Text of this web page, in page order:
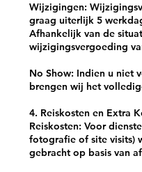
Wijzigingen:
graag uiterlijk 5
Afhankelijk van de
wijzigingsvergoeding
No Show: Indien u niet
brengen wij het
4. Reiskosten en Extra
Reiskosten: Voor
fotografie of site visits)
gebracht op basis van